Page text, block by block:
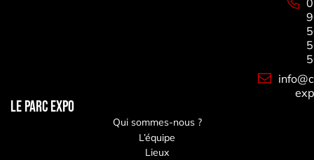
LE PARC EXPO
Qui sommes-nous ?
L’équipe
Lieux